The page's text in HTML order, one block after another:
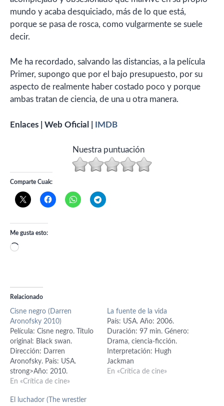
mundo y acaba desquiciado, más de lo que está,
porque se pasa de rosca, como vulgarmente se suele
decir.
Me ha recordado, salvando las distancias, a la película
Primer, supongo que por el bajo presupuesto, por su
aspecto de realmente haber costado poco y porque
ambas tratan de ciencia, de una u otra manera.
Enlaces | Web Oficial | IMDB
Nuestra puntuación
Comparte Cuak:
Me gusta esto:
Cargando...
Relacionado
Cisne negro (Darren
Aronofsky 2010)
Película: Cisne negro. Título
original: Black swan.
Dirección: Darren
Aronofsky. País: USA.
strong>Año: 2010.
Duración: 110 min. Género:
Interpretación: Natalie
En «Crítica de cine»
La fuente de la vida
País: USA. Año: 2006.
Duración: 97 min. Género:
Drama, ciencia-ficción.
Interpretación: Hugh
Jackman
(Tomás/Tommy/Tom Creo),
En «Crítica de cine»
El luchador (The wrestler